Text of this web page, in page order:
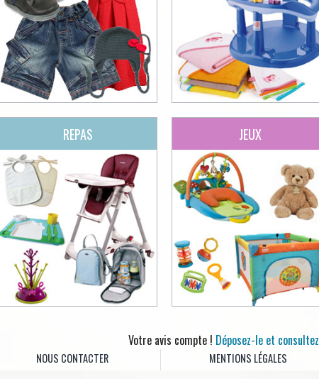
REPAS JEUX
Votre avis compte ! Déposez-le et consultez
NOUS CONTACTER MENTIONS LÉGALES